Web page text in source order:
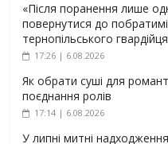
«Після поранення лише
повернутися до
тернопільського гвардійця
17:26 | 6.08.2026
Як обрати суші для
поєднання ролів
17:14 | 6.08.2026
У липні митні